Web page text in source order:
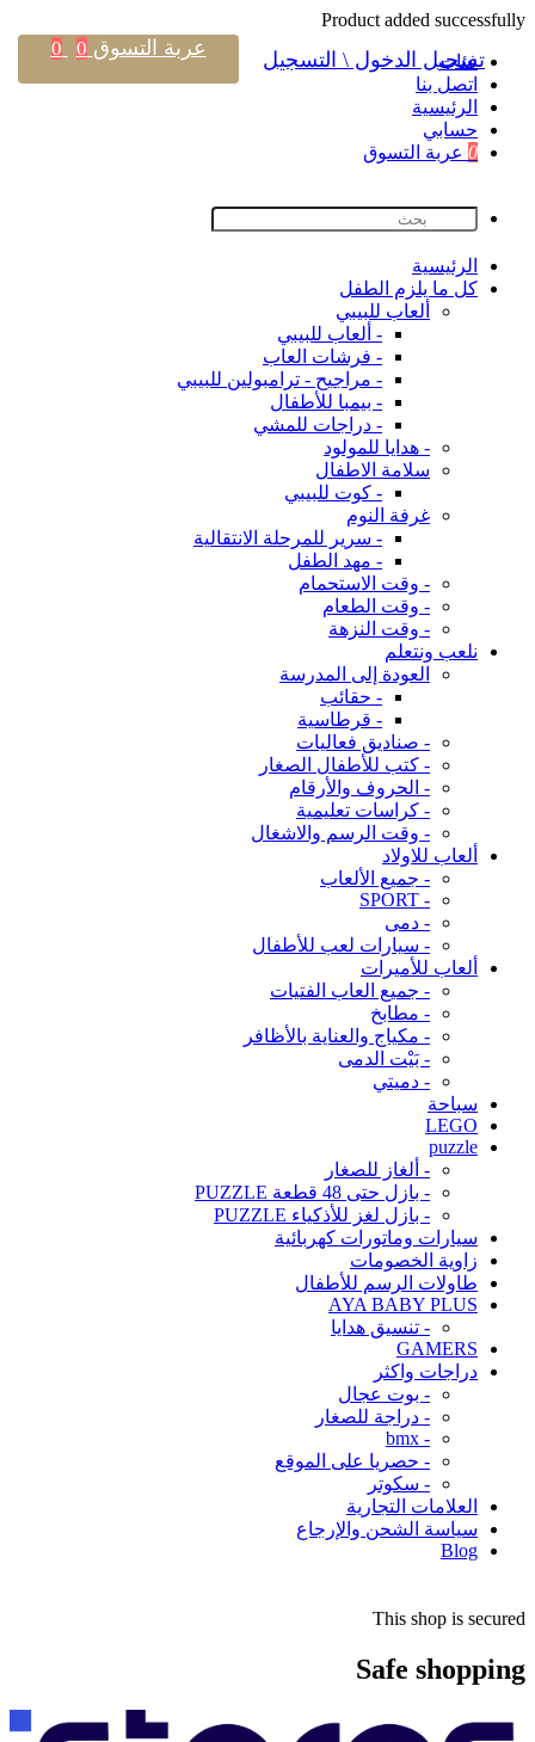
Product added successfully
فئات
اتصل بنا
اﻟﺮﺋﻴﺴﻴﺔ
حسابي
0 عربة التسوق
اﻟﺮﺋﻴﺴﻴﺔ
كل ما يلزم الطفل
ألعاب للبيبي
- ألعاب للبيبي
- فرشات العاب
- مراجيح - ترامبولين للبيبي
- بيمبا للأطفال
- دراجات للمشي
- هدايا للمولود
سلامة الاطفال
- كوت للبيبي
غرفة النوم
- سرير للمرحلة الانتقالية
- مهد الطفل
- وقت الاستحمام
- وقت الطعام
- وقت النزهة
نلعب ونتعلم
العودة إلى المدرسة
- حقائب
- قرطاسية
- صناديق فعاليات
- كتب للأطفال الصغار
- الحروف والأرقام
- كراسات تعليمية
- وقت الرسم والاشغال
ألعاب للاولاد
- جميع الألعاب
- SPORT
- دمى
- سيارات لعب للأطفال
ألعاب للأميرات
- جميع العاب الفتيات
- مطابخ
- مكياج والعناية بالأظافر
- بَيْت الدمى
- دميتي
سباحة
LEGO
puzzle
- ألغاز للصغار
- بازل حتى 48 قطعة PUZZLE
- بازل لغز للأذكياء PUZZLE
سيارات وماتورات كهربائية
زاوية الخصومات
طاولات الرسم للأطفال
AYA BABY PLUS
- تنسيق هدايا
GAMERS
دراجات واكثر
- بوت عجال
- دراجة للصغار
- bmx
- حصريا على الموقع
- سكوتر
العلامات التجارية
سياسة الشحن والإرجاع
Blog
This shop is secured
Safe shopping
تسجيل الدخول \ التسجيل عربة التسوق 0
0